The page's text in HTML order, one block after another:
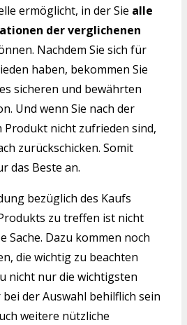
ermöglicht, in der Sie alle
der verglichenen
Nachdem Sie sich für
haben, bekommen Sie
sicheren und bewährten
Und wenn Sie nach der
Produkt nicht zufrieden sind,
zurückschicken. Somit
das Beste an.
bezüglich des Kaufs
zu treffen ist nicht
Sache. Dazu kommen noch
die wichtig zu beachten
nicht nur die wichtigsten
der Auswahl behilflich sein
weitere nützliche